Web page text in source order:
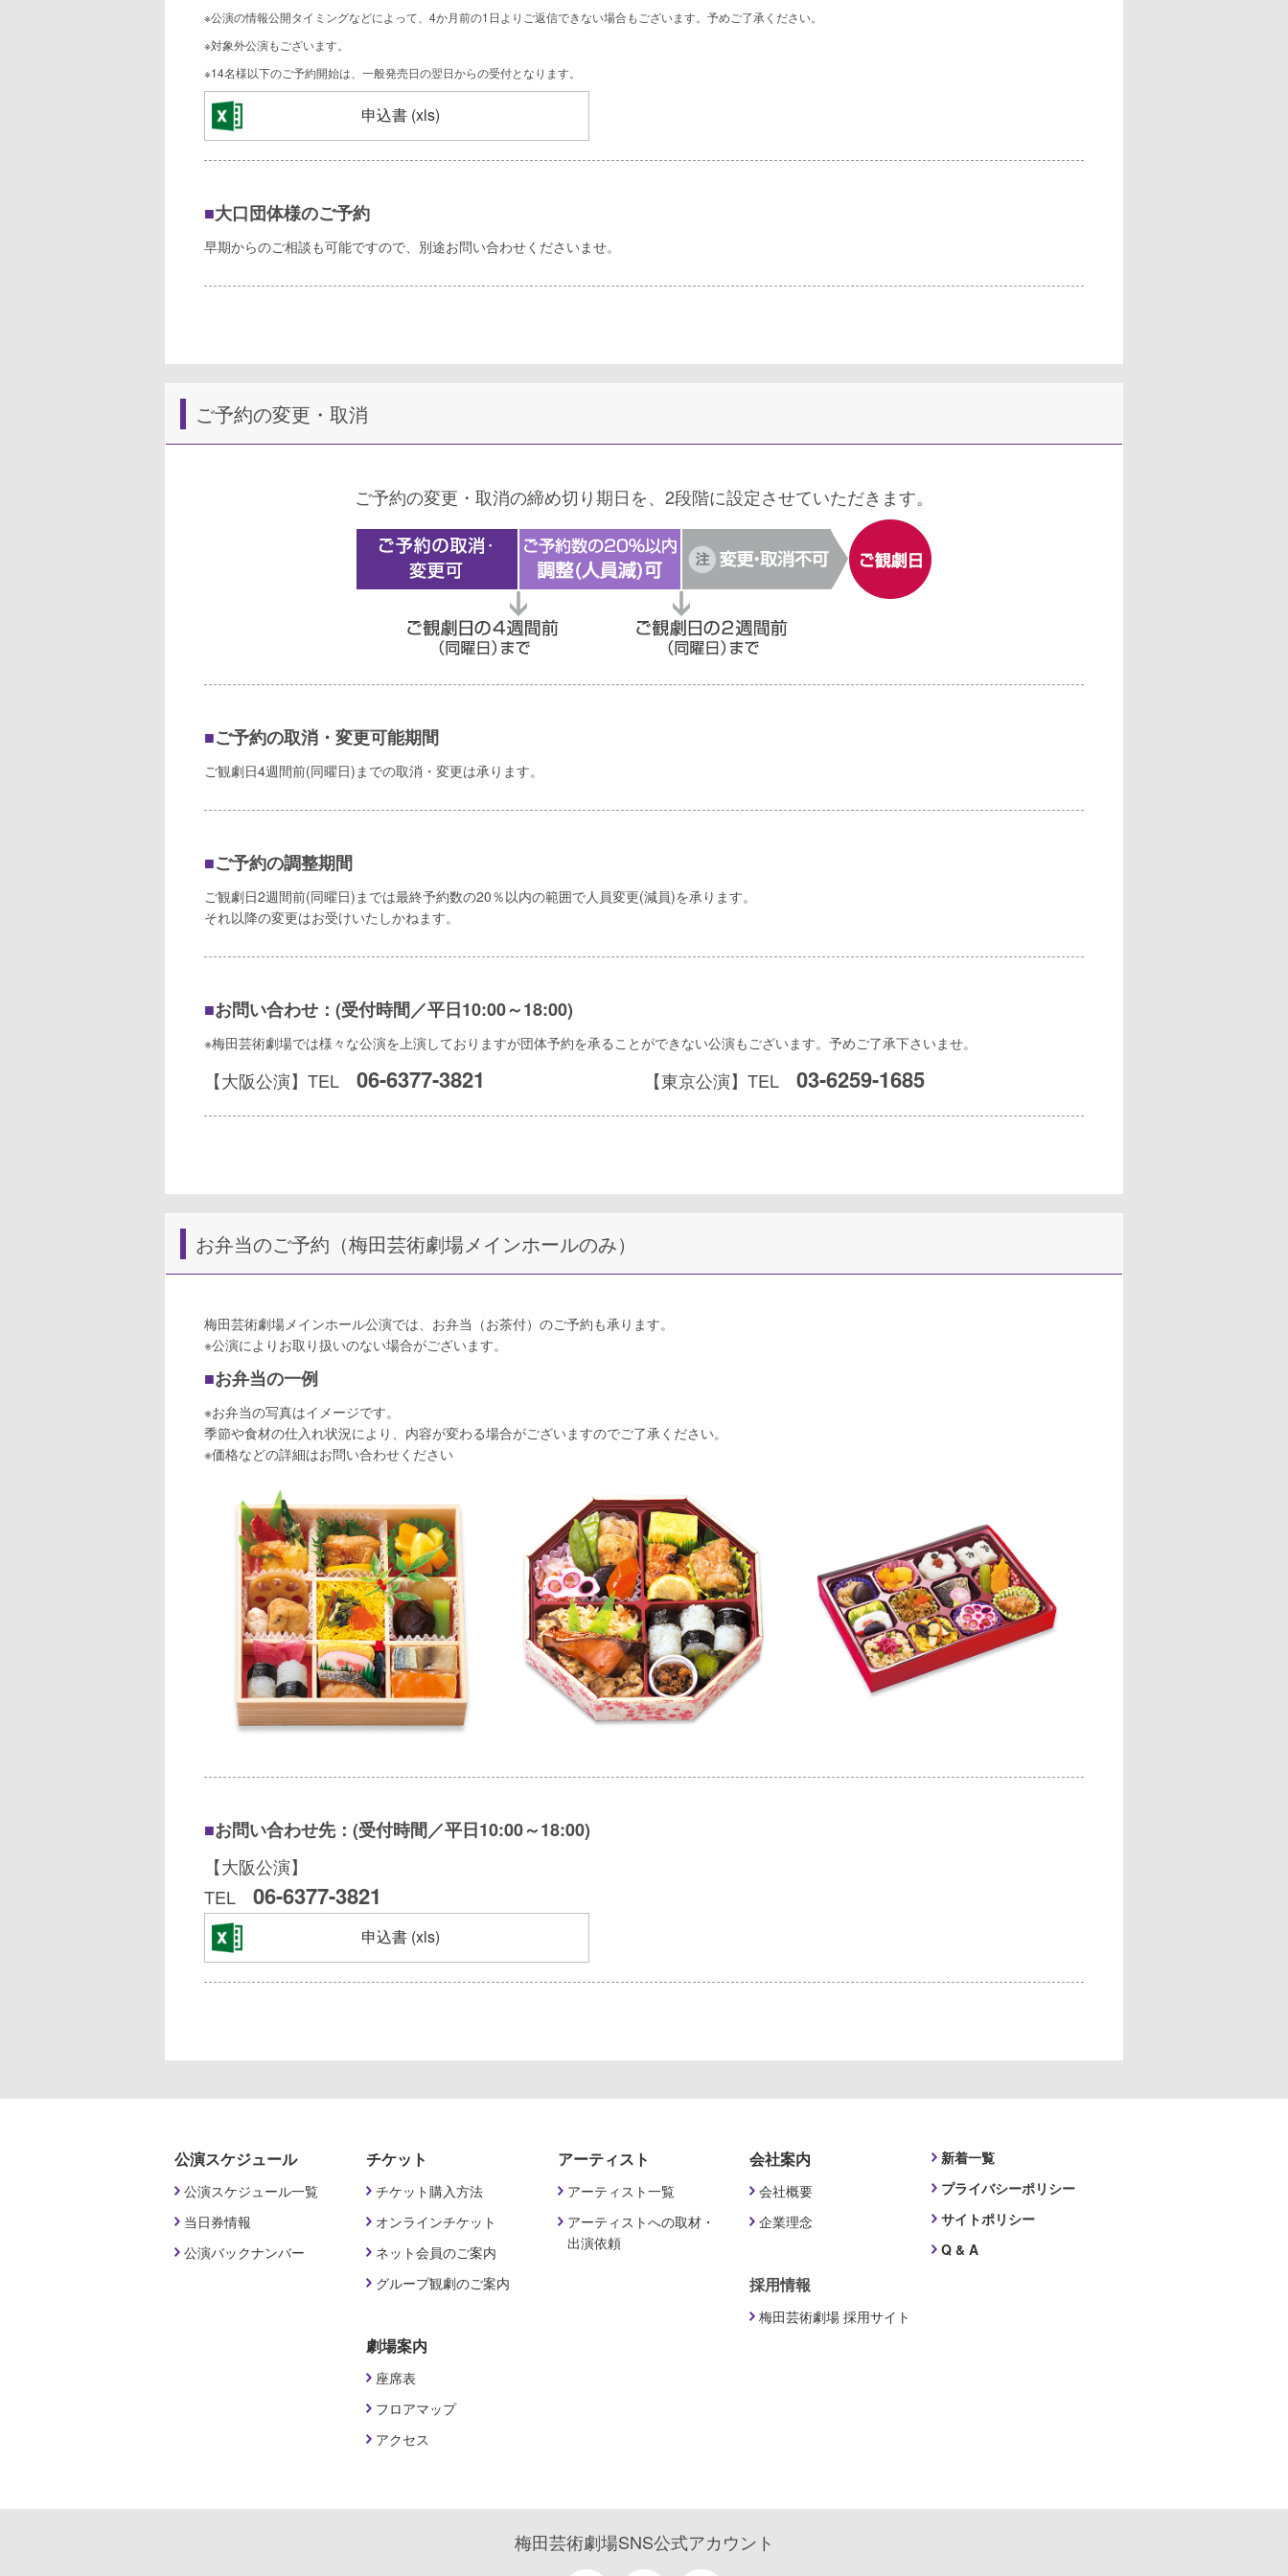
※公演の情報公開タイミングなどによって、4か月前の1日よりご返信できない場合もございます。予めご了承ください。
※対象外公演もございます。
※14名様以下のご予約開始は、一般発売日の翌日からの受付となります。
申込書 (xls)
■大口団体様のご予約
早期からのご相談も可能ですので、別途お問い合わせくださいませ。
ご予約の変更・取消
ご予約の変更・取消の締め切り期日を、2段階に設定させていただきます。
■ご予約の取消・変更可能期間
ご観劇日4週間前(同曜日)までの取消・変更は承ります。
■ご予約の調整期間
ご観劇日2週間前(同曜日)までは最終予約数の20％以内の範囲で人員変更(減員)を承ります。
それ以降の変更はお受けいたしかねます。
■お問い合わせ：(受付時間／平日10:00～18:00)
※梅田芸術劇場では様々な公演を上演しておりますが団体予約を承ることができない公演もございます。予めご了承下さいませ。
【大阪公演】TEL 06-6377-3821 【東京公演】TEL 03-6259-1685
お弁当のご予約（梅田芸術劇場メインホールのみ）
梅田芸術劇場メインホール公演では、お弁当（お茶付）のご予約も承ります。
※公演によりお取り扱いのない場合がございます。
■お弁当の一例
※お弁当の写真はイメージです。
季節や食材の仕入れ状況により、内容が変わる場合がございますのでご了承ください。
※価格などの詳細はお問い合わせください
■お問い合わせ先：(受付時間／平日10:00～18:00)
【大阪公演】
TEL 06-6377-3821
申込書 (xls)
公演スケジュール
公演スケジュール一覧
当日券情報
公演バックナンバー
チケット
チケット購入方法
オンラインチケット
ネット会員のご案内
グループ観劇のご案内
劇場案内
座席表
フロアマップ
アクセス
アーティスト
アーティスト一覧
アーティストへの取材・
出演依頼
会社案内
会社概要
企業理念
採用情報
梅田芸術劇場 採用サイト
新着一覧
プライバシーポリシー
サイトポリシー
Q & A
梅田芸術劇場SNS公式アカウント